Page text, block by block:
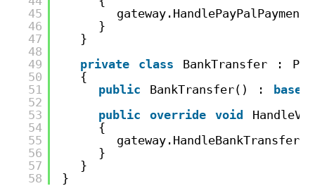
45
46
47
48
49
50
51
52
53
54
55
56
57
58
}
}
private
class
BankTransfer :
{
public
BankTransfer() : base
public
override void
{
}
}
}